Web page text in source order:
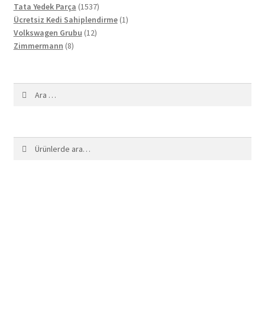
Tata Yedek Parça 15371537
ürün
Ücretsiz Kedi Sahiplendirme 11
Volkswagen Grubu 1212
Zimmermann 88